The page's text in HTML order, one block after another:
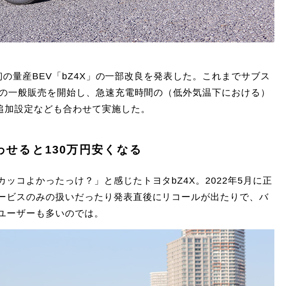
量産BEV「bZ4X」の一部改良を発表した。これまでサブス
般販売を開始し、急速充電時間の（低外気温下における）
設定なども合わせて実施した。
せると130万円安くなる
ッコよかったっけ？」と感じたトヨタbZ4X。2022年5月に正
スのみの扱いだったり発表直後にリコールが出たりで、バ
ザーも多いのでは。